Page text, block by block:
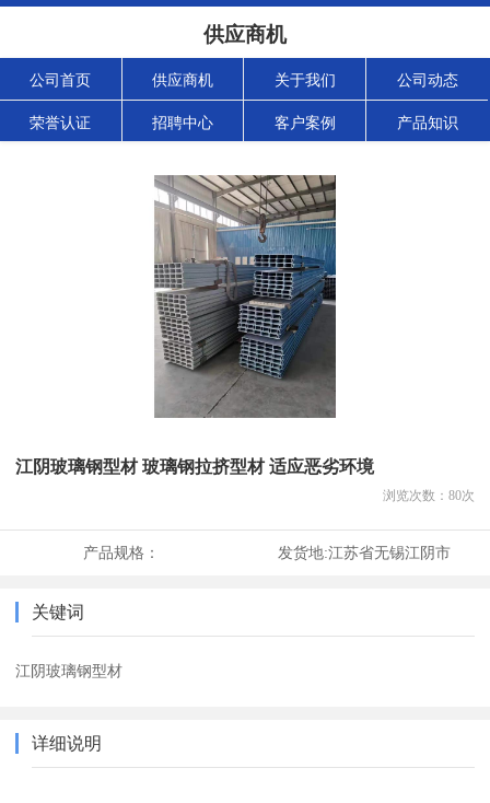
供应商机
公司首页 供应商机 关于我们 公司动态
荣誉认证 招聘中心 客户案例 产品知识
江阴玻璃钢型材 玻璃钢拉挤型材 适应恶劣环境
浏览次数： 80次
产品规格： 发货地:江苏省无锡江阴市
关键词
江阴玻璃钢型材
详细说明